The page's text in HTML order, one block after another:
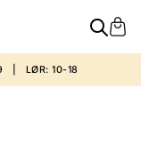
| LØR: 10-18